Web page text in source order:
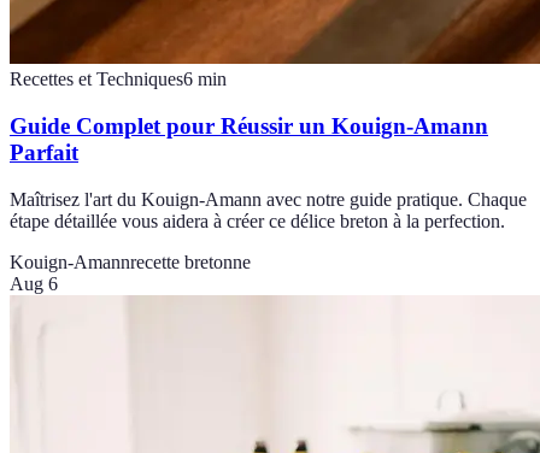
Recettes et Techniques6 min
Guide Complet pour Réussir un Kouign-Amann
Parfait
Maîtrisez l'art du Kouign-Amann avec notre guide pratique. Chaque
étape détaillée vous aidera à créer ce délice breton à la perfection.
Kouign-Amannrecette bretonne
Aug 6